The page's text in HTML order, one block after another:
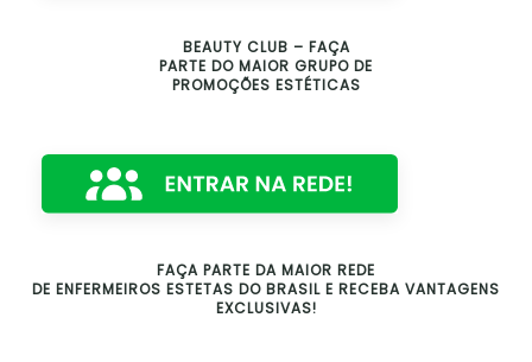
BEAUTY CLUB – FAÇA
PARTE DO MAIOR GRUPO DE
PROMOÇÕES ESTÉTICAS
FAÇA PARTE DA MAIOR REDE
DE ENFERMEIROS ESTETAS DO BRASIL E RECEBA VANTAGENS
EXCLUSIVAS!